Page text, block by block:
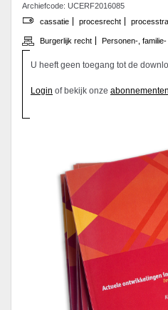
Archiefcode: UCERF2016085
cassatie
procesrecht
Burgerlijk recht Personen-,
U heeft geen toegang tot de
Login of bekijk onze abonnementen